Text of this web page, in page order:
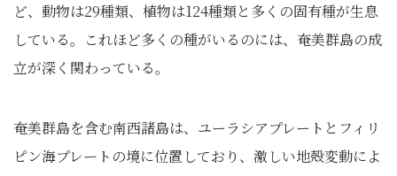
ど、動物は29種類、植物は124種類と多くの固有種が生息
している。これほど多くの種がいるのには、奄美群島の成
立が深く関わっている。
奄美群島を含む南西諸島は、ユーラシアプレートとフィリ
ピン海プレートの境に位置しており、激しい地殻変動によ